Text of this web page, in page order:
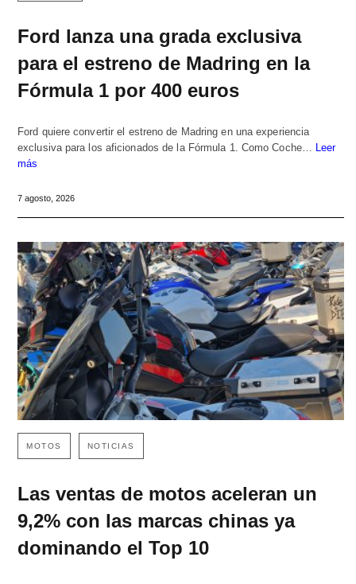
Ford lanza una grada exclusiva
para el estreno de Madring en la
Fórmula 1 por 400 euros
Ford quiere convertir el estreno de Madring en una experiencia
exclusiva para los aficionados de la Fórmula 1. Como Coche… Leer
más
7 agosto, 2026
MOTOS NOTICIAS
Las ventas de motos aceleran un
9,2% con las marcas chinas ya
dominando el Top 10